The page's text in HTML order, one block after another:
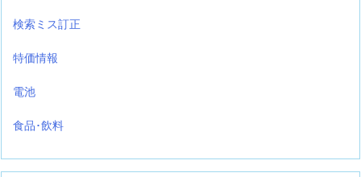
検索ミス訂正
特価情報
電池
食品･飲料